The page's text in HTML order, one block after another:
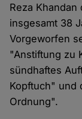
Reza
insgesamt 38
Vorgeworfen
"Anstiftung zu
sündhaftes
Kopftuch" und
Ordnung".